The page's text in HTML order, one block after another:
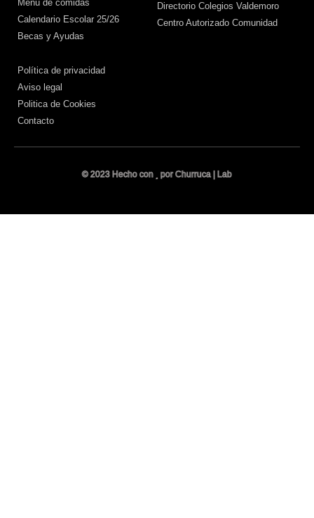
Menú de comidas
Calendario Escolar 25/26
Becas y Ayudas
Directorio Colegios Valdemoro
Centro Autorizado Comunidad
Política de privacidad
Aviso legal
Politica de Cookies
Contacto
© 2023 Hecho con por Churruca | Lab